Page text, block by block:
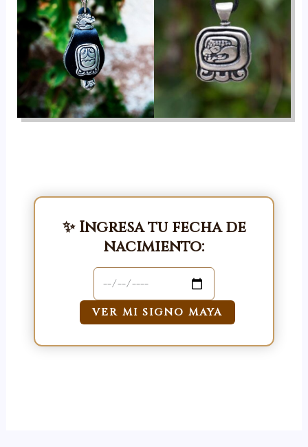
✨ Ingresa tu fecha de
nacimiento:
VER MI SIGNO MAYA